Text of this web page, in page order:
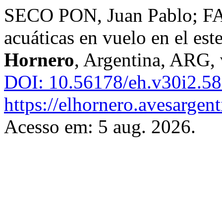
SECO PON, Juan Pablo;
acuáticas en vuelo en el
Hornero, Argentina,
DOI: 10.56178/
https://
Acesso em: 5 aug. 2026.